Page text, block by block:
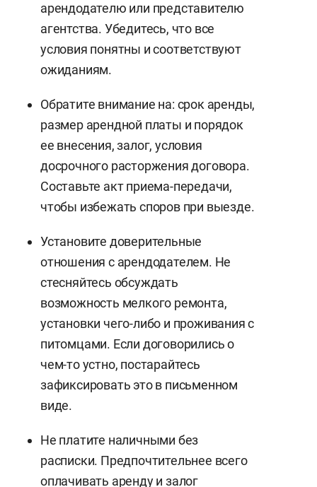
арендодателю или представителю
агентства. Убедитесь, что все
условия понятны и соответствуют
ожиданиям.
Обратите внимание на: срок аренды,
размер арендной платы и порядок
ее внесения, залог, условия
досрочного расторжения договора.
Составьте акт приема-передачи,
чтобы избежать споров при выезде.
Установите доверительные
отношения с арендодателем. Не
стесняйтесь обсуждать
возможность мелкого ремонта,
установки чего-либо и проживания с
питомцами. Если договорились о
чем-то устно, постарайтесь
зафиксировать это в письменном
виде.
Не платите наличными без
расписки. Предпочтительнее всего
оплачивать аренду и залог